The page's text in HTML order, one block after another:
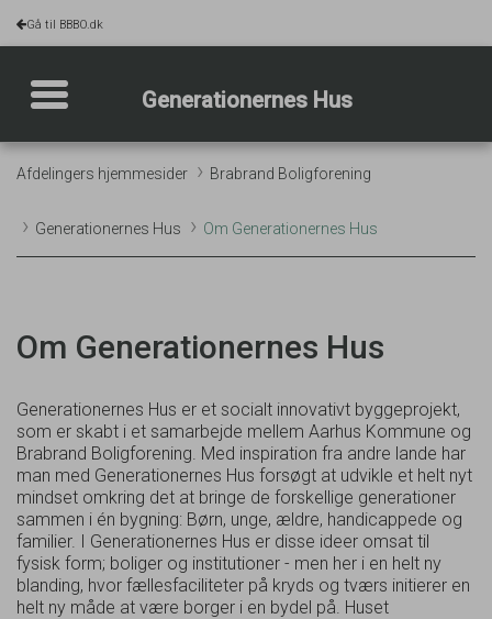
Gå til BBBO.dk
Toggle navigation
Generationernes Hus
Afdelingers hjemmesider Brabrand Boligforening
Generationernes Hus Om Generationernes Hus
Om Generationernes Hus
Generationernes Hus er et socialt innovativt byggeprojekt,
som er skabt i et samarbejde mellem Aarhus Kommune og
Brabrand Boligforening. Med inspiration fra andre lande har
man med Generationernes Hus forsøgt at udvikle et helt nyt
mindset omkring det at bringe de forskellige generationer
sammen i én bygning: Børn, unge, ældre, handicappede og
familier. I Generationernes Hus er disse ideer omsat til
fysisk form; boliger og institutioner - men her i en helt ny
blanding, hvor fællesfaciliteter på kryds og tværs initierer en
helt ny måde at være borger i en bydel på. Huset